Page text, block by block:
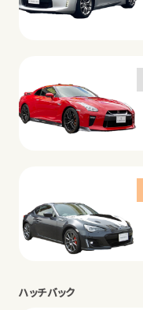
ハッチバック